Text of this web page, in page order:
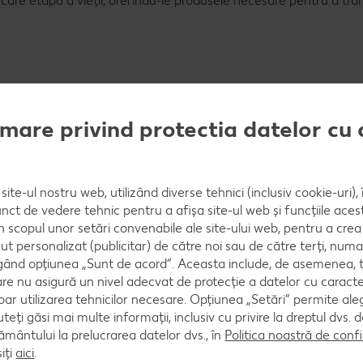
acoperind toate canalele de comunicare: TV, online,
vor putea beneficia de numeroase promoții și
Kaufland și scanează cardul digital, vor avea ocazia să
cinci recompense în valoare de 5000 MDL. De asemenea,
de vouchere a câte 500 MDL fiecare.
„Cupoane pentru mine” din aplicația Kaufland Card și să
privind protectia datelor cu
ul nostru web, utilizând diverse tehnici (inclusiv cookie-
de vedere tehnic pentru a afișa site-ul web și funcțiile
scopul unor setări convenabile ale site-ului web, pentru a
personalizat (publicitar) de către noi sau de către terți,
opțiunea „Sunt de acord”. Aceasta include, de
nu asigură un nivel adecvat de protecție a datelor cu
utilizarea tehnicilor necesare. Opțiunea „Setări” permite
găsi mai multe informații, inclusiv cu privire la dreptul dvs.
la prelucrarea datelor dvs., în Politica noastră de
aici.